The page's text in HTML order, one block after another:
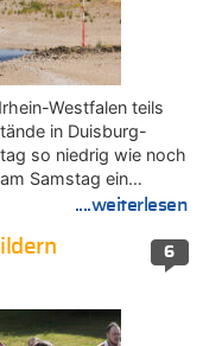
Westfalen teils
in Duisburg-
so niedrig wie noch
Samstag ein…
....weiterlesen
6